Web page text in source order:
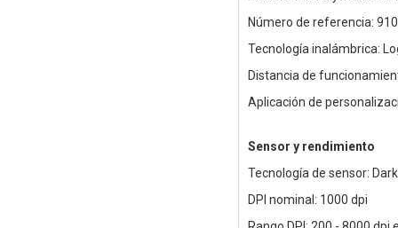
Número de referencia:
Tecnología inalámbrica:
Distancia de
Aplicación de
Sensor y rendimiento
Tecnología de sensor:
DPI nominal: 1000 dpi